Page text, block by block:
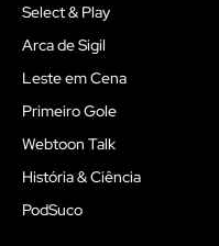
Select & Play
Arca de Sigil
Leste em Cena
Primeiro Gole
Webtoon Talk
História & Ciência
PodSuco